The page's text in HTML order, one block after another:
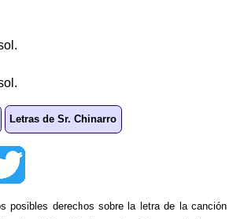
Letras de Sr. Chinarro
posibles derechos sobre la letra de la canción